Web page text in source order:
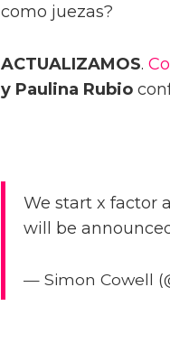
como juezas?
ACTUALIZAMOS.
y Paulina Rubio
We start x factor
will be
— Simon Cowell